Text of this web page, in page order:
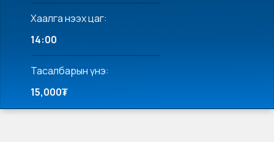
Хаалга нээх цаг:
14:00
Тасалбарын үнэ:
15,000₮